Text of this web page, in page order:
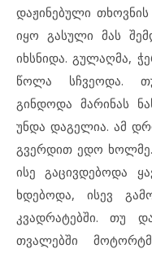
დაჟინებული
იყო გასული მას
იხსნიდა. გულაღმა,
წოლა სჩვეოდა.
გინდოდა მარინას
უნდა დაგელია. ამ
გვერდით ედო
ისე გაცივდებოდა
ხდებოდა, ისევ
კვადრატებში. თუ
თვალებში